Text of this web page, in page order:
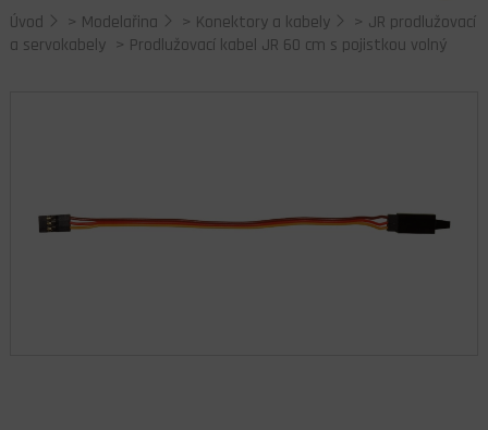
Úvod > Modelařina > Konektory a kabely > JR prodlužovací
a servokabely > Prodlužovací kabel JR 60 cm s pojistkou volný